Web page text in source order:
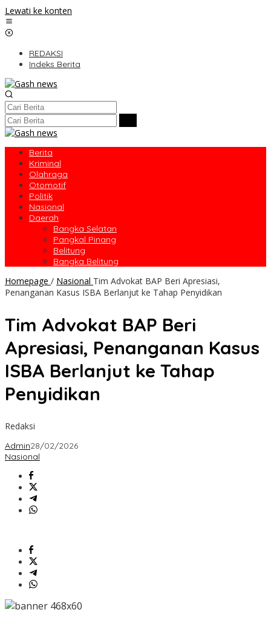
Lewati ke konten
REDAKSI
Indeks Berita
Berita
Kriminal
Olahraga
Otomotif
Politik
Nasional
Daerah
Bangka Selatan
Pangkal Pinang
Belitung
Bangka Belitung
Homepage / Nasional Tim Advokat BAP Beri Apresiasi,
Penanganan Kasus ISBA Berlanjut ke Tahap Penyidikan
Tim Advokat BAP Beri
Apresiasi, Penanganan Kasus
ISBA Berlanjut ke Tahap
Penyidikan
Redaksi
Admin28/02/2026
Nasional